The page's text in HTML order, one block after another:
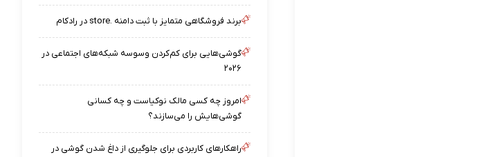
برند فروشگاهی متمایز با ثبت دامنه .store در رادکام
گوشی‌هایی برای کم‌کردن وسوسه شبکه‌های اجتماعی در
۲۰۲۶
امروز چه کسی مالک نوکیاست و چه کسانی
گوشی‌هایش را می‌سازند؟
راهکارهای کاربردی برای جلوگیری از داغ شدن گوشی در